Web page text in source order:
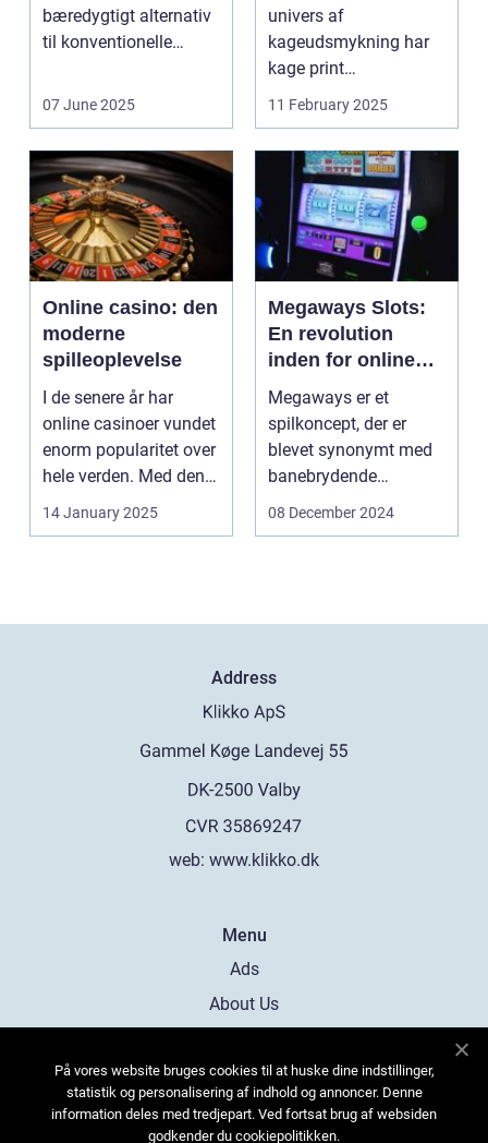
bæredygtigt alternativ
til konventionelle
07 June 2025
univers af
kageudsmykning har
kage print
revolutioneret måden,
11 February 2025
Online casino: den
moderne
spilleoplevelse
I de senere år har
online casinoer vundet
enorm popularitet over
hele verden. Med den
teknolog...
14 January 2025
Megaways Slots:
En revolution
inden for online
spilleautomater
Megaways er et
spilkoncept, der er
blevet synonymt med
banebrydende
innovation inden for
08 December 2024
Address
web: www.klikko.dk
Menu
Ads
About Us
Contact
Sitemap
På vores website bruges cookies til at huske dine indstillinger,
statistik og personalisering af indhold og annoncer. Denne
information deles med tredjepart. Ved fortsat brug af websiden
godkender du cookiepolitikken.